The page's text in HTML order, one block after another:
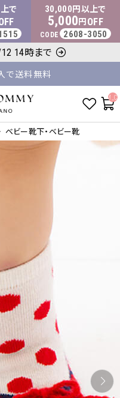
スウィートマミー
で 30,000 円以上で
5,000 円 OFF
CODE 2608-3050
14時まで
で送料無料
注文で当日出荷！
ベビー靴下・ベビー靴